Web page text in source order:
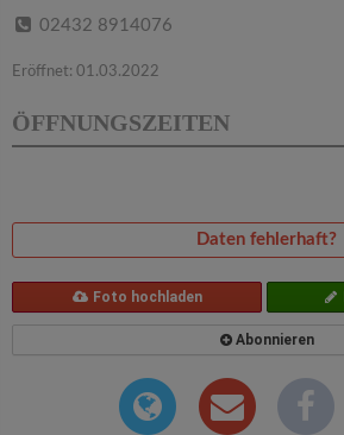
02432 8914076
Eröffnet: 01.03.2022
ÖFFNUNGSZEITEN
Daten fehlerhaft?
Foto hochladen
Abonnieren
g
t
o